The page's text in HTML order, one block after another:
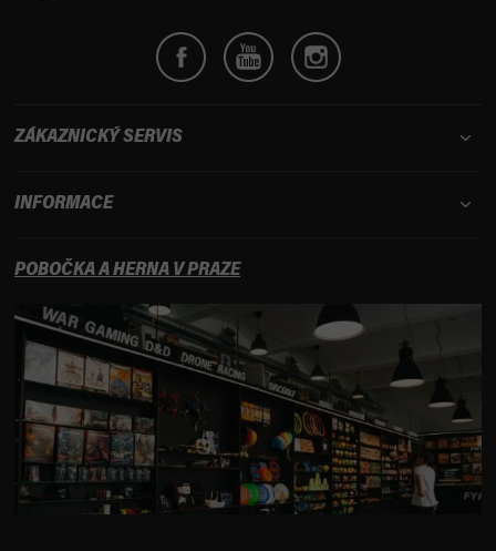
ZÁKAZNICKÝ SERVIS
INFORMACE
POBOČKA A HERNA V PRAZE